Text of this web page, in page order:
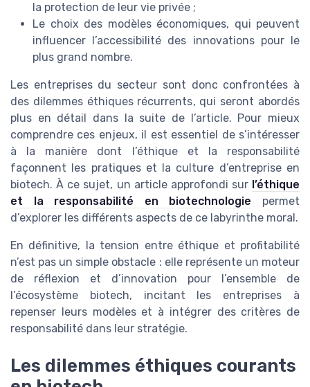
la protection de leur vie privée ;
Le choix des modèles économiques, qui peuvent
influencer l’accessibilité des innovations pour le
plus grand nombre.
Les entreprises du secteur sont donc confrontées à
des dilemmes éthiques récurrents, qui seront abordés
plus en détail dans la suite de l’article. Pour mieux
comprendre ces enjeux, il est essentiel de s’intéresser
à la manière dont l’éthique et la responsabilité
façonnent les pratiques et la culture d’entreprise en
biotech. À ce sujet, un article approfondi sur l’éthique
et la responsabilité en biotechnologie permet
d’explorer les différents aspects de ce labyrinthe moral.
En définitive, la tension entre éthique et profitabilité
n’est pas un simple obstacle : elle représente un moteur
de réflexion et d’innovation pour l’ensemble de
l’écosystème biotech, incitant les entreprises à
repenser leurs modèles et à intégrer des critères de
responsabilité dans leur stratégie.
Les dilemmes éthiques courants